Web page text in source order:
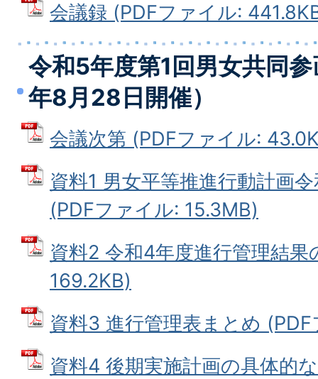
会議録 (PDFファイル:
令和5年度第1回男女共同
年8月28日開催）
会議次第 (PDFファイル:
資料1 男女平等推進行動計画
(PDFファイル: 15.3MB)
資料2 令和4年度進行管理結
169.2KB)
資料3 進行管理表まとめ
資料4 後期実施計画の具体的